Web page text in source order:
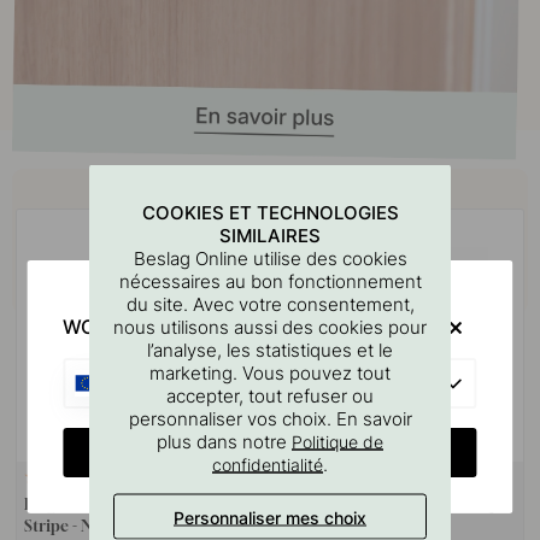
+ COULEURS
Poignée De Porte Helix 200
Stripe - Norme Scandinave -
Tampon De Poignée - Noir 3pc
COOKIES ET TECHNOLOGIES
SIMILAIRES
Beslag Online utilise des cookies
nécessaires au bon fonctionnement
du site. Avec votre consentement,
nous utilisons aussi des cookies pour
l’analyse, les statistiques et le
marketing. Vous pouvez tout
accepter, tout refuser ou
personnaliser vos choix. En savoir
plus dans notre Politique de
confidentialité.
Personnaliser mes choix
WOULD YOU RATHER VISIT?
CHANGE COUNTRY